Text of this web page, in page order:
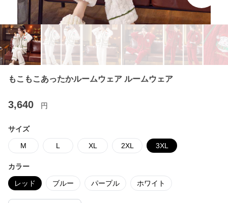
もこもこあったかルームウェア ルームウェア
3,640 円
サイズ
M L XL 2XL 3XL
カラー
レッド ブルー パープル ホワイト